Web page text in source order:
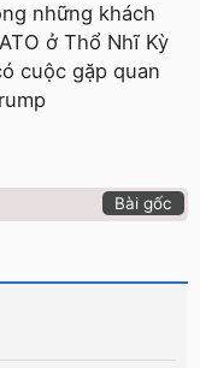
những khách
ở Thổ Nhĩ Kỳ
cuộc gặp quan
Bài gốc